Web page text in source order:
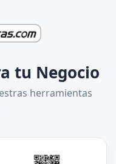
tu Negocio
herramientas